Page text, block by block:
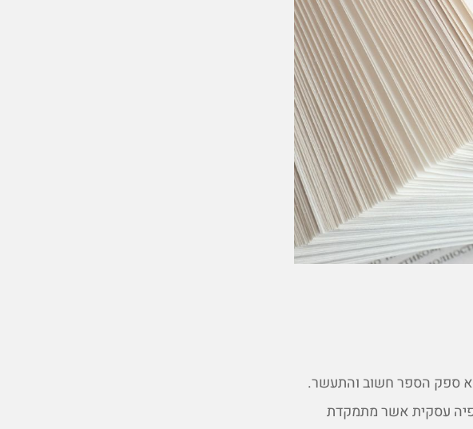
ספק הספר חשוב והתעשר.
עסקית אשר מתמקדת